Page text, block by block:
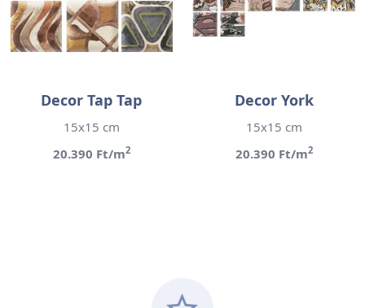
Decor Tap Tap
15x15 cm
20.390 Ft/m2
Decor York
15x15 cm
20.390 Ft/m2